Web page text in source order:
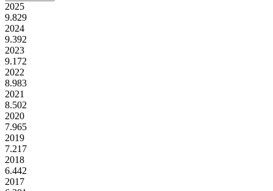
2025
9.829
2024
9.392
2023
9.172
2022
8.983
2021
8.502
2020
7.965
2019
7.217
2018
6.442
2017